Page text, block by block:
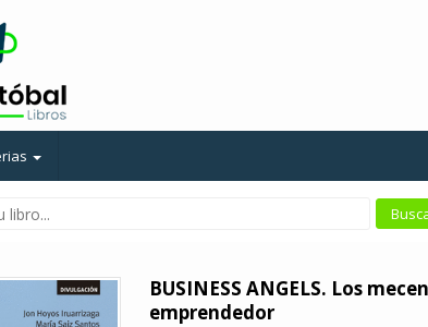
BUSINESS ANGELS. Los
emprendedor